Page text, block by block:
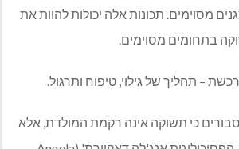
מסוימים. תכונות אלה יכולות להוות את
בתחומים מסוימים.
– תהליך של גילוי, טיפוח ותרגול.
כי תשוקה אינה רקמת המולדת, אלא